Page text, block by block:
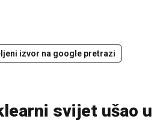
izvor na google pretrazi
svijet ušao u